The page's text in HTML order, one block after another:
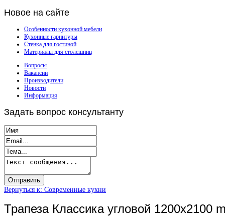
Новое на сайте
Особенности кухонной мебели
Кухонные гарнитуры
Стенка для гостиной
Материалы для столешниц
Вопросы
Вакансии
Производители
Новости
Информация
Задать вопрос консультанту
Вернуться к: Современные кухни
Трапеза Классика угловой 1200х2100